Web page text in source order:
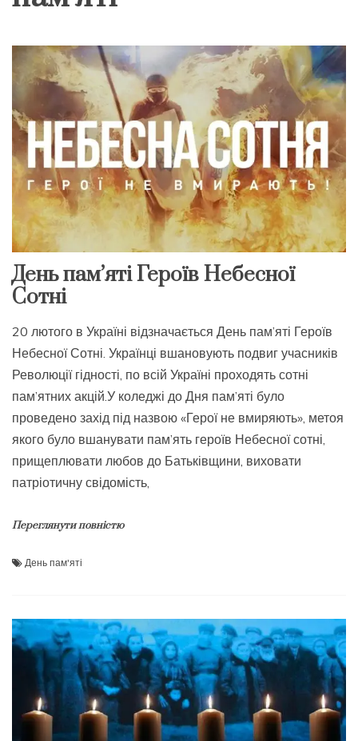
День пам’яті Героїв Небесної
Сотні
20 лютого в Україні відзначається День пам’яті Героїв
Небесної Сотні. Українці вшановують подвиг учасників
Революції гідності, по всій Україні проходять сотні
пам’ятних акцій.У коледжі до Дня пам’яті було
проведено захід під назвою «Герої не вмиряють», метоя
якого було вшанувати пам’ять героїв Небесної сотні,
прищеплювати любов до Батьківщини, виховати
патріотичну свідомість,
Переглянути повністю
День пам'яті